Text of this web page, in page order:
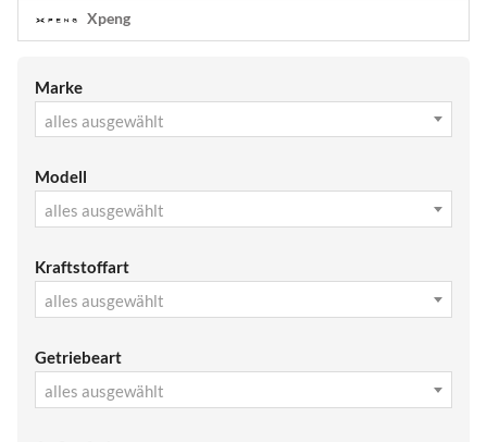
Xpeng
Marke
alles ausgewählt
Modell
alles ausgewählt
Kraftstoffart
alles ausgewählt
Getriebeart
alles ausgewählt